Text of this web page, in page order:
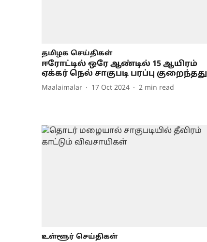
தமிழக செய்திகள்
ஈரோட்டில் ஒரே ஆண்டில் 15 ஆயிரம்
ஏக்கர் நெல் சாகுபடி பரப்பு குறைந்தது
Maalaimalar 17 Oct 2024 2 min read
உள்ளூர் செய்திகள்